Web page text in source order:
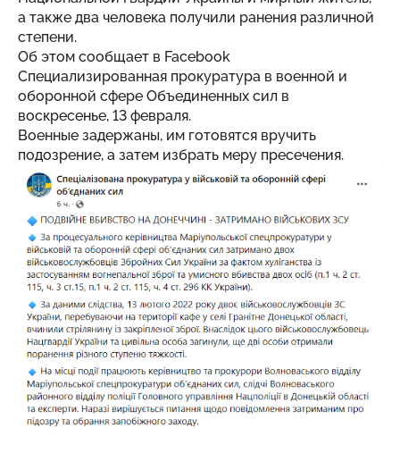
а также два человека получили ранения различной
степени.
Об этом сообщает в Facebook
Специализированная прокуратура в военной и
оборонной сфере Объединенных сил в
воскресенье, 13 февраля.
Военные задержаны, им готовятся вручить
подозрение, а затем избрать меру пресечения.